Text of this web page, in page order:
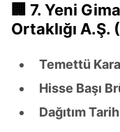
🏢 7. Yeni
Ortaklığı A.Ş.
Temettü
Hisse Başı
Dağıtım